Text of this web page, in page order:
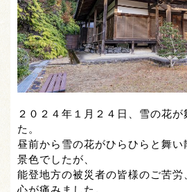
２０２４年１月２４日、雪の花
た。
昼前から雪の花がひらひらと舞
景色でしたが、
能登地方の被災者の皆様のご苦労